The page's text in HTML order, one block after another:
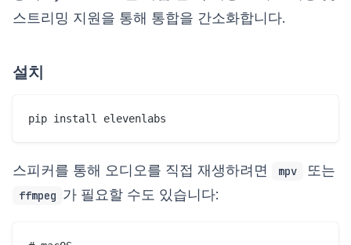
스트리밍 지원을 통해 통합을 간소화합니다.
설치
스피커를 통해 오디오를 직접 재생하려면 mpv 또는
ffmpeg 가 필요할 수도 있습니다: